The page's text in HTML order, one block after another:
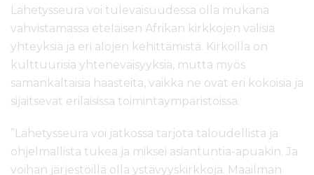
Lähetysseura voi tulevaisuudessa olla mukana
vahvistamassa eteläisen Afrikan kirkkojen välisiä
yhteyksiä ja eri alojen kehittämistä. Kirkoilla on
kulttuurisia yhteneväisyyksiä, mutta myös
samankaltaisia haasteita, vaikka ne ovat eri kokoisia ja
sijaitsevat erilaisissa toimintaympäristöissä.
”Lähetysseura voi jatkossa tarjota taloudellista ja
ohjelmallista tukea ja miksei asiantuntia-apuakin. Ja
voihan järjestöillä olla ystävyyskirkkoja. Maailman